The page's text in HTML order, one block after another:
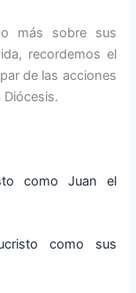
más sobre sus
recordemos el
de las acciones
como Juan el
como sus